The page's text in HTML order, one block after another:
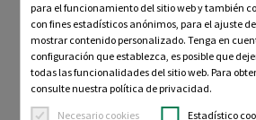
para el funcionamiento del sitio web y también
con fines estadísticos anónimos, para el ajuste
mostrar contenido personalizado. Tenga en
configuración que establezca, es posible que
todas las funcionalidades del sitio web. Para
consulte nuestra política de privacidad.
Necesario cookies
Estadístico
Entretelas
bordar